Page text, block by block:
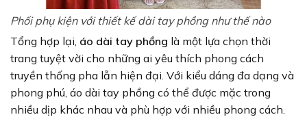
Phối phụ kiện với thiết kế dài tay phồng như thế nào
Tổng hợp lại, áo dài tay phồng là một lựa chọn thời
trang tuyệt vời cho những ai yêu thích phong cách
truyền thống pha lẫn hiện đại. Với kiểu dáng đa dạng và
phong phú, áo dài tay phồng có thể được mặc trong
nhiều dịp khác nhau và phù hợp với nhiều phong cách.